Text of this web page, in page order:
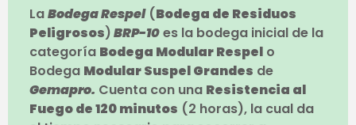
LaBodega Respel(Bodega de Residuos
Peligrosos)BRP-10es la bodega inicial de la
categoría Bodega Modular Respel o
Bodega Modular Suspel Grandes de
Gemapro. Cuenta con una Resistencia al
Fuego de 120 minutos (2 horas), la cual da